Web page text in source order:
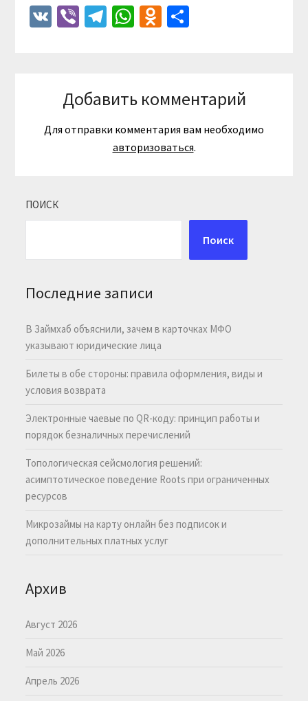
VKViberTelegram
WhatsApp
Odnoklassniki
Отправить
Добавить комментарий
Для отправки комментария вам необходимо
авторизоваться.
ПОИСК
Поиск
Последние записи
В Займхаб объяснили, зачем в карточках МФО
указывают юридические лица
Билеты в обе стороны: правила оформления, виды и
условия возврата
Электронные чаевые по QR-коду: принцип работы и
порядок безналичных перечислений
Топологическая сейсмология решений:
асимптотическое поведение Roots при ограниченных
ресурсов
Микрозаймы на карту онлайн без подписок и
дополнительных платных услуг
Архив
Август 2026
Май 2026
Апрель 2026